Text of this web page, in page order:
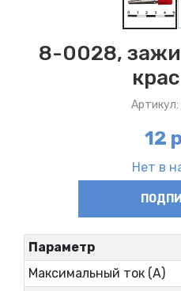
8-0028,
12
Нет в
Параметр
Максимальный ток (А)